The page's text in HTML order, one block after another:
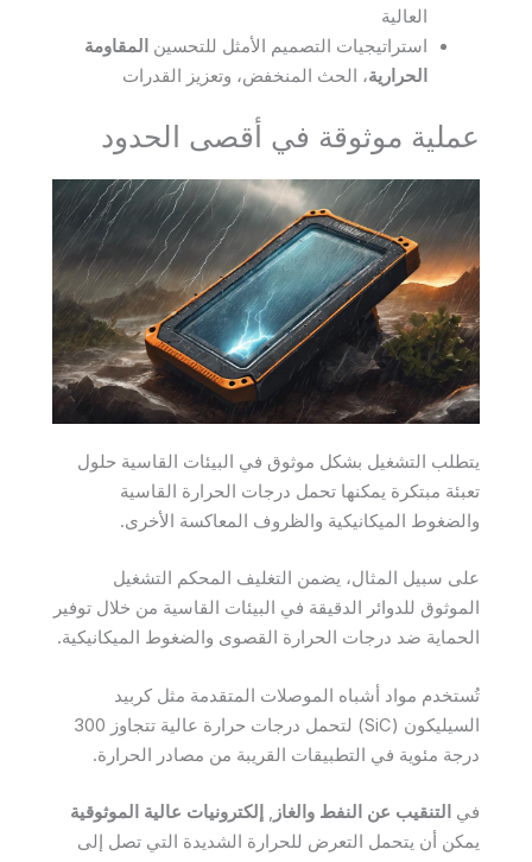
العالية
استراتيجيات التصميم الأمثل للتحسين المقاومة
الحرارية، الحث المنخفض، وتعزيز القدرات
عملية موثوقة في أقصى الحدود
يتطلب التشغيل بشكل موثوق في البيئات القاسية حلول
تعبئة مبتكرة يمكنها تحمل درجات الحرارة القاسية
والضغوط الميكانيكية والظروف المعاكسة الأخرى.
على سبيل المثال، يضمن التغليف المحكم التشغيل
الموثوق للدوائر الدقيقة في البيئات القاسية من خلال توفير
الحماية ضد درجات الحرارة القصوى والضغوط الميكانيكية.
تُستخدم مواد أشباه الموصلات المتقدمة مثل كربيد
السيليكون (SiC) لتحمل درجات حرارة عالية تتجاوز 300
درجة مئوية في التطبيقات القريبة من مصادر الحرارة.
في التنقيب عن النفط والغاز , إلكترونيات عالية الموثوقية
يمكن أن يتحمل التعرض للحرارة الشديدة التي تصل إلى